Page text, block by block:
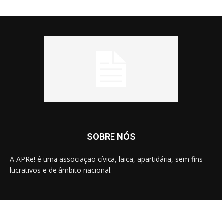
SOBRE NÓS
A APRe! é uma associação cívica, laica, apartidária, sem fins
lucrativos e de âmbito nacional.